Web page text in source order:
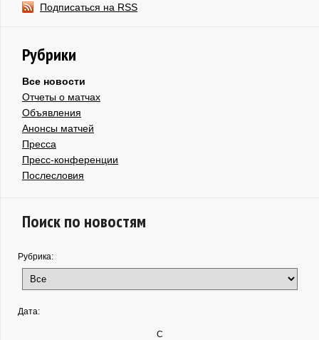
Подписаться на RSS
Рубрики
Все новости
Отчеты о матчах
Объявления
Анонсы матчей
Пресса
Пресс-конференции
Послесловия
Поиск по новостям
Рубрика:
Дата:
С